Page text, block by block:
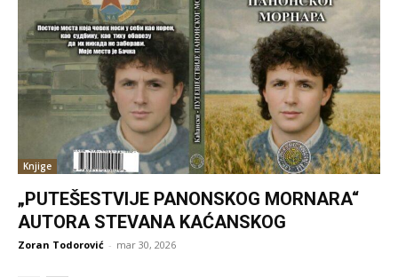
Knjige
„PUTEŠESTVIJE PANONSKOG MORNARA“
AUTORA STEVANA KAĆANSKOG
Zoran Todorović - mar 30, 2026